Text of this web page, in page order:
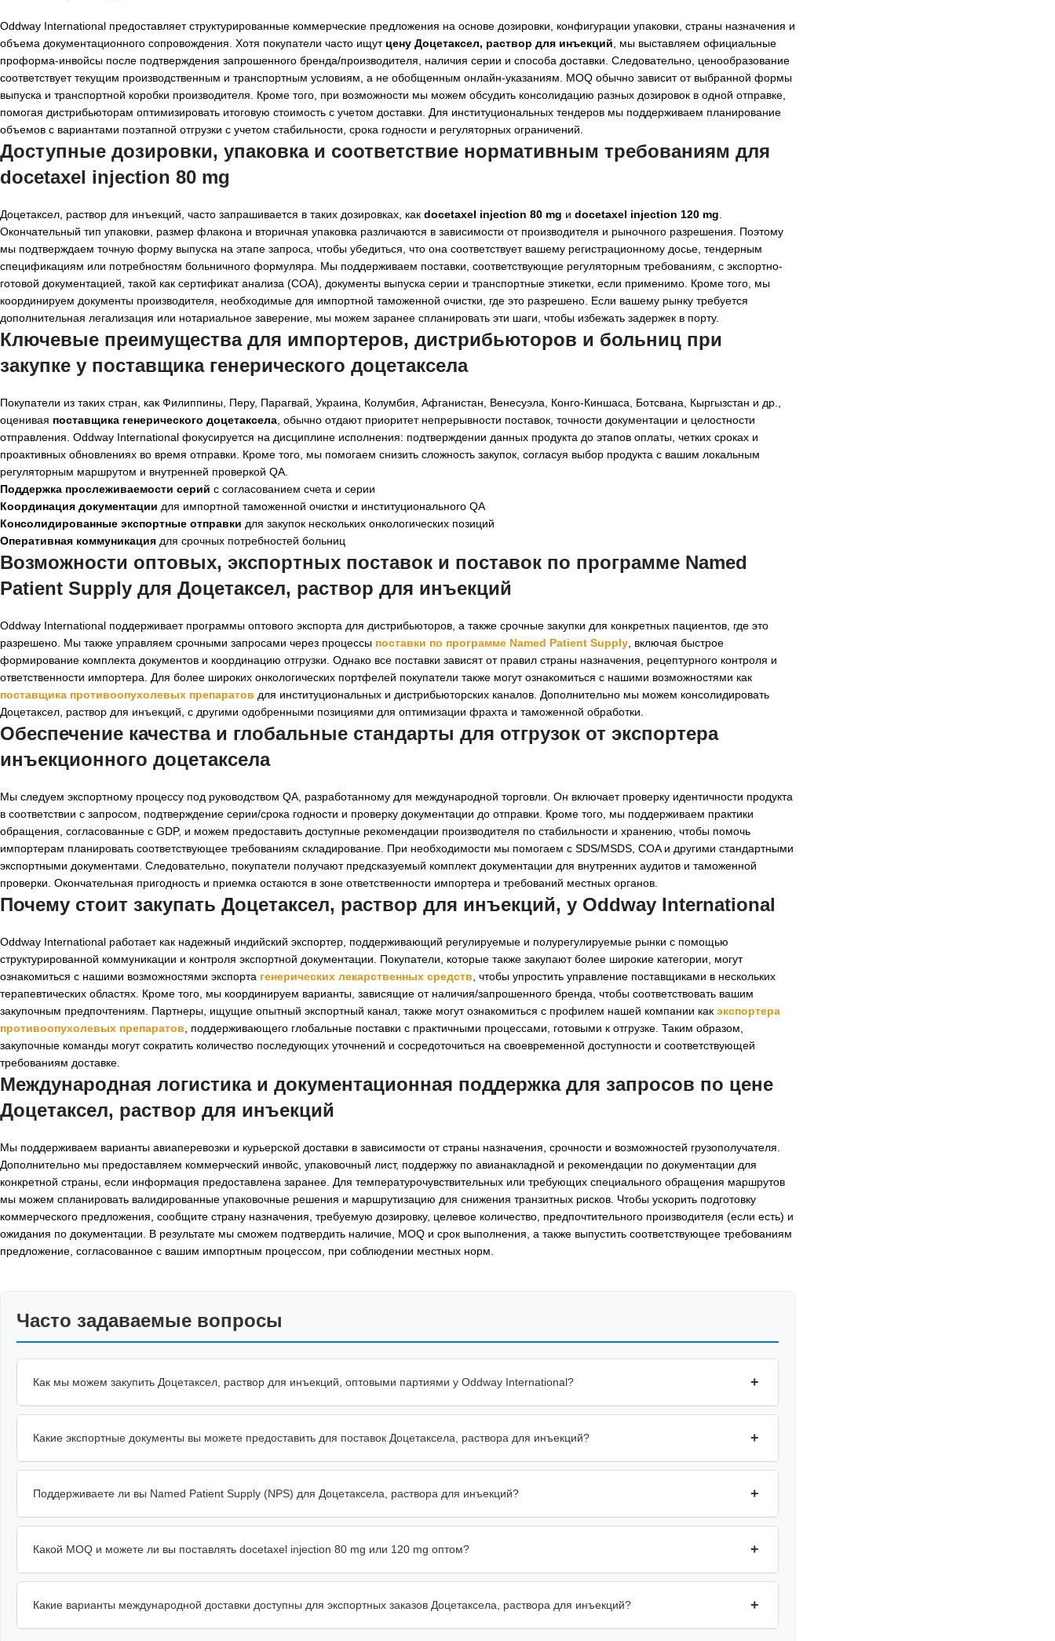
Oddway International предоставляет структурированные коммерческие предложения на основе дозировки, конфигурации упаковки, страны назначения и
объема документационного сопровождения. Хотя покупатели часто ищут цену Доцетаксел, раствор для инъекций , мы выставляем официальные
проформа-инвойсы после подтверждения запрошенного бренда/производителя, наличия серии и способа доставки. Следовательно, ценообразование
соответствует текущим производственным и транспортным условиям, а не обобщенным онлайн-указаниям. MOQ обычно зависит от выбранной формы
выпуска и транспортной коробки производителя. Кроме того, при возможности мы можем обсудить консолидацию разных дозировок в одной отправке,
помогая дистрибьюторам оптимизировать итоговую стоимость с учетом доставки. Для институциональных тендеров мы поддерживаем планирование
объемов с вариантами поэтапной отгрузки с учетом стабильности, срока годности и регуляторных ограничений.
Доступные дозировки, упаковка и соответствие нормативным требованиям для
docetaxel injection 80 mg
Доцетаксел, раствор для инъекций, часто запрашивается в таких дозировках, как docetaxel injection 80 mg и docetaxel injection 120 mg
Окончательный тип упаковки, размер флакона и вторичная упаковка различаются в зависимости от производителя и рыночного разрешения. Поэтому
мы подтверждаем точную форму выпуска на этапе запроса, чтобы убедиться, что она соответствует вашему регистрационному досье, тендерным
спецификациям или потребностям больничного формуляра. Мы поддерживаем поставки, соответствующие регуляторным требованиям, с экспортно-
готовой документацией, такой как сертификат анализа (COA), документы выпуска серии и транспортные этикетки, если применимо. Кроме того, мы
координируем документы производителя, необходимые для импортной таможенной очистки, где это разрешено. Если вашему рынку требуется
дополнительная легализация или нотариальное заверение, мы можем заранее спланировать эти шаги, чтобы избежать задержек в порту.
Ключевые преимущества для импортеров, дистрибьюторов и больниц при
закупке у поставщика генерического доцетаксела
Покупатели из таких стран, как Филиппины, Перу, Парагвай, Украина, Колумбия, Афганистан, Венесуэла, Конго-Киншаса, Ботсвана, Кыргызстан и др.,
оценивая поставщика генерического доцетаксела , обычно отдают приоритет непрерывности поставок, точности документации и целостности
отправления. Oddway International фокусируется на дисциплине исполнения: подтверждении данных продукта до этапов оплаты, четких сроках и
проактивных обновлениях во время отправки. Кроме того, мы помогаем снизить сложность закупок, согласуя выбор продукта с вашим локальным
регуляторным маршрутом и внутренней проверкой QA.
Поддержка прослеживаемости серий с согласованием счета и серии
Координация документации для импортной таможенной очистки и институционального QA
Консолидированные экспортные отправки для закупок нескольких онкологических позиций
Оперативная коммуникация для срочных потребностей больниц
Возможности оптовых, экспортных поставок и поставок по программе Named
Patient Supply для Доцетаксел, раствор для инъекций
Oddway International поддерживает программы оптового экспорта для дистрибьюторов, а также срочные закупки для конкретных пациентов, где это
разрешено. Мы также управляем срочными запросами через процессы поставки по программе Named Patient Supply , включая быстрое
формирование комплекта документов и координацию отгрузки. Однако все поставки зависят от правил страны назначения, рецептурного контроля и
ответственности импортера. Для более широких онкологических портфелей покупатели также могут ознакомиться с нашими возможностями как
поставщика противоопухолевых препаратов для институциональных и дистрибьюторских каналов. Дополнительно мы можем консолидировать
Доцетаксел, раствор для инъекций, с другими одобренными позициями для оптимизации фрахта и таможенной обработки.
Обеспечение качества и глобальные стандарты для отгрузок от экспортера
инъекционного доцетаксела
Мы следуем экспортному процессу под руководством QA, разработанному для международной торговли. Он включает проверку идентичности продукта
в соответствии с запросом, подтверждение серии/срока годности и проверку документации до отправки. Кроме того, мы поддерживаем практики
обращения, согласованные с GDP, и можем предоставить доступные рекомендации производителя по стабильности и хранению, чтобы помочь
импортерам планировать соответствующее требованиям складирование. При необходимости мы помогаем с SDS/MSDS, COA и другими стандартными
экспортными документами. Следовательно, покупатели получают предсказуемый комплект документации для внутренних аудитов и таможенной
проверки. Окончательная пригодность и приемка остаются в зоне ответственности импортера и требований местных органов.
Почему стоит закупать Доцетаксел, раствор для инъекций, у Oddway International
Oddway International работает как надежный индийский экспортер, поддерживающий регулируемые и полурегулируемые рынки с помощью
структурированной коммуникации и контроля экспортной документации. Покупатели, которые также закупают более широкие категории, могут
ознакомиться с нашими возможностями экспорта генерических лекарственных средств , чтобы упростить управление поставщиками в нескольких
терапевтических областях. Кроме того, мы координируем варианты, зависящие от наличия/запрошенного бренда, чтобы соответствовать вашим
закупочным предпочтениям. Партнеры, ищущие опытный экспортный канал, также могут ознакомиться с профилем нашей компании как экспортера
противоопухолевых препаратов , поддерживающего глобальные поставки с практичными процессами, готовыми к отгрузке. Таким образом,
закупочные команды могут сократить количество последующих уточнений и сосредоточиться на своевременной доступности и соответствующей
требованиям доставке.
Международная логистика и документационная поддержка для запросов по цене
Доцетаксел, раствор для инъекций
Мы поддерживаем варианты авиаперевозки и курьерской доставки в зависимости от страны назначения, срочности и возможностей грузополучателя.
Дополнительно мы предоставляем коммерческий инвойс, упаковочный лист, поддержку по авианакладной и рекомендации по документации для
конкретной страны, если информация предоставлена заранее. Для температурочувствительных или требующих специального обращения маршрутов
мы можем спланировать валидированные упаковочные решения и маршрутизацию для снижения транзитных рисков. Чтобы ускорить подготовку
коммерческого предложения, сообщите страну назначения, требуемую дозировку, целевое количество, предпочтительного производителя (если есть) и
ожидания по документации. В результате мы сможем подтвердить наличие, MOQ и срок выполнения, а также выпустить соответствующее требованиям
предложение, согласованное с вашим импортным процессом, при соблюдении местных норм.
Часто задаваемые вопросы
Как мы можем закупить Доцетаксел, раствор для инъекций, оптовыми партиями у Oddway International? +
Какие экспортные документы вы можете предоставить для поставок Доцетаксела, раствора для инъекций? +
Поддерживаете ли вы Named Patient Supply (NPS) для Доцетаксела, раствора для инъекций? +
Какой MOQ и можете ли вы поставлять docetaxel injection 80 mg или 120 mg оптом? +
Какие варианты международной доставки доступны для экспортных заказов Доцетаксела, раствора для инъекций? +